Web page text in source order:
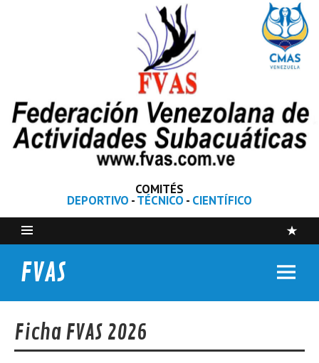
COMITÉS
DEPORTIVO -TÉCNICO - CIENTÍFICO
FVAS
Ficha FVAS 2026